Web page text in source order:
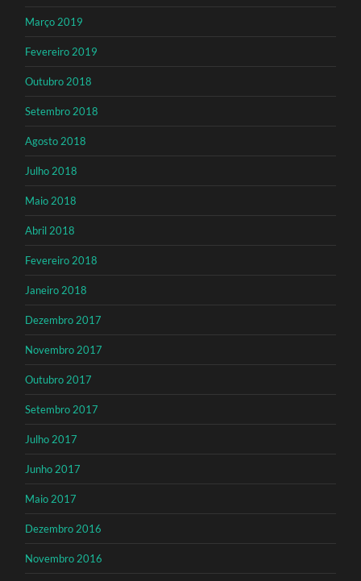
Março 2019
Fevereiro 2019
Outubro 2018
Setembro 2018
Agosto 2018
Julho 2018
Maio 2018
Abril 2018
Fevereiro 2018
Janeiro 2018
Dezembro 2017
Novembro 2017
Outubro 2017
Setembro 2017
Julho 2017
Junho 2017
Maio 2017
Dezembro 2016
Novembro 2016